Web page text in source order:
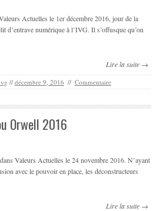
Actuelles le 1er décembre 2016, jour de la
d’entrave numérique à l’IVG. Il s’offusque qu’on
Lire la suite →
// décembre 9, 2016 // Commentaire
Orwell 2016
Valeurs Actuelles le 24 novembre 2016. N’ayant
avec le pouvoir en place, les déconstructeurs
Lire la suite →